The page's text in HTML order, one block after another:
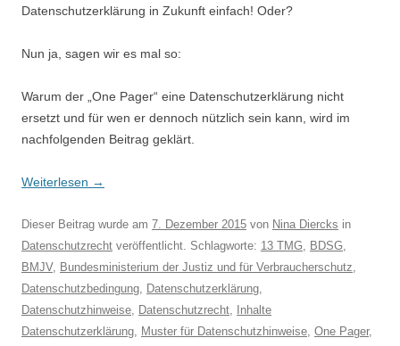
Datenschutzerklärung in Zukunft einfach! Oder?
Nun ja, sagen wir es mal so:
Warum der „One Pager“ eine Datenschutzerklärung nicht
ersetzt und für wen er dennoch nützlich sein kann, wird im
nachfolgenden Beitrag geklärt.
Weiterlesen →
Dieser Beitrag wurde am 7. Dezember 2015 von Nina Diercks in
Datenschutzrecht veröffentlicht. Schlagworte: 13 TMG, BDSG,
BMJV, Bundesministerium der Justiz und für Verbraucherschutz,
Datenschutzbedingung, Datenschutzerklärung,
Datenschutzhinweise, Datenschutzrecht,
Inhalte
Datenschutzerklärung, Muster für Datenschutzhinweise, One Pager,